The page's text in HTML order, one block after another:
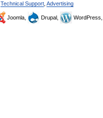
Technical Support Advertising
Joomla, Drupal, WordPress,